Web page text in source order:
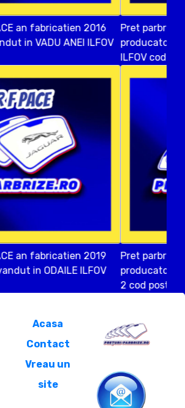
F PACE an fabricatien 2019
GOBAIN vandut in 1 DECEMBRIE
77005
F PACE an fabricatien 2017
vandut in Bucuresti SECTOR
Acasa
Contact
Vreau un
site